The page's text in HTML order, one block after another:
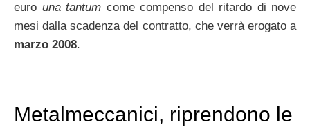
euro una tantum come compenso del ritardo di nove
mesi dalla scadenza del contratto, che verrà erogato a
marzo 2008.
Metalmeccanici, riprendono le